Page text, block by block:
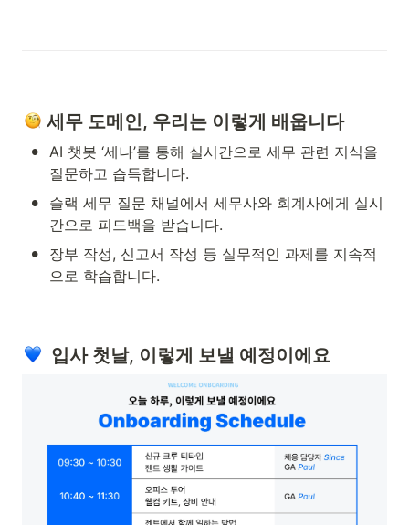
세무 도메인, 우리는 이렇게 배웁니다
• AI 챗봇 ‘세나’를 통해 실시간으로 세무 관련 지식을
질문하고 습득합니다.
•
슬랙 세무 질문 채널에서 세무사와 회계사에게 실시
간으로 피드백을 받습니다.
•
장부 작성, 신고서 작성 등 실무적인 과제를 지속적
으로 학습합니다.
입사 첫날, 이렇게 보낼 예정이에요